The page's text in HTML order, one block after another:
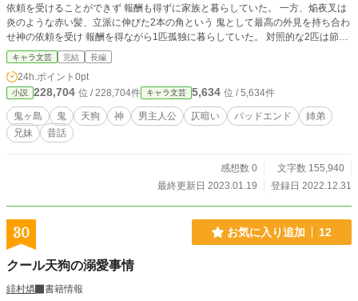
依頼を受けることができず 報酬も得ずに家族と暮らしていた。 一方、焔夜叉は
炎のような赤い髪、立派に伸びた2本の角という 鬼として最高の外見を持ち合わ
せ神の依頼を受け 報酬を得ながら1匹孤独に暮らしていた。 対照的な2匹は節分
祭で人界に赴き清めの豆によって 人間の邪気を吸う儀式で考えが交錯してい
く。 卑小な外見だが精神の強い春日童子 立派な外見で挫折を知らない焔夜叉 果
たして2匹の鬼としての矜持とは。 さらに神の眷属として産み落とされた聖なる
人間に対抗し 鬼の存続を賭けて勝利することができるのか。 ※本編は八噺で終
わります。
キャラ文芸 完結 長編
24h.ポイント 0pt
小説 228,704 位 / 228,704件 キャラ文芸 5,634 位 / 5,634件
鬼ヶ島 鬼 天狗 神 男主人公 仄暗い バッドエンド
姉弟
兄妹
昔話
感想数 0
文字数 155,940
最終更新日 2023.01.19
登録日 2022.12.31
30 お気に入り追加 12
クール天狗の溺愛事情
緋村燐
書籍情報